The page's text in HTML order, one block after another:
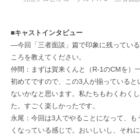
■キャストインタビュー
―今回「三者面談」篇で印象に残ってい
ころを教えてください。
仲間：まずは賀来くんと（R-1のCMを）
初めてですので、この3人が揃っていると
ないかなと思います。私たちもわくわく
た。すごく楽しかったです。
永尾：今回は3人でやることになって、も
くなっている感じで。おいしいし、それ